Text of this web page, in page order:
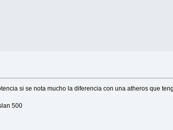
si se nota mucho la diferencia con una atheros que
500